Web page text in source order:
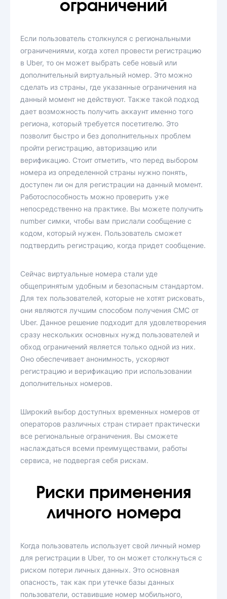
ограничений
Если пользователь столкнулся с региональными
ограничениями, когда хотел провести регистрацию
в Uber, то он может выбрать себе новый или
дополнительный виртуальный номер. Это можно
сделать из страны, где указанные ограничения на
данный момент не действуют. Также такой подход
дает возможность получить аккаунт именно того
региона, который требуется посетителю. Это
позволит быстро и без дополнительных проблем
пройти регистрацию, авторизацию или
верификацию. Стоит отметить, что перед выбором
номера из определенной страны нужно понять,
доступен ли он для регистрации на данный момент.
Работоспособность можно проверить уже
непосредственно на практике. Вы можете получить
number симки, чтобы вам прислали сообщение с
кодом, который нужен. Пользователь сможет
подтвердить регистрацию, когда придет сообщение.
Сейчас виртуальные номера стали уде
общепринятым удобным и безопасным стандартом.
Для тех пользователей, которые не хотят рисковать,
они являются лучшим способом получения СМС от
Uber. Данное решение подходит для удовлетворения
сразу нескольких основных нужд пользователей и
обход ограничений является только одной из них.
Оно обеспечивает анонимность, ускоряют
регистрацию и верификацию при использовании
дополнительных номеров.
Широкий выбор доступных временных номеров от
операторов различных стран стирает практически
все региональные ограничения. Вы сможете
наслаждаться всеми преимуществами, работы
сервиса, не подвергая себя рискам.
Риски применения
личного номера
Когда пользователь использует свой личный номер
для регистрации в Uber, то он может столкнуться с
риском потери личных данных. Это основная
опасность, так как при утечке базы данных
пользователи, оставившие номер мобильного,